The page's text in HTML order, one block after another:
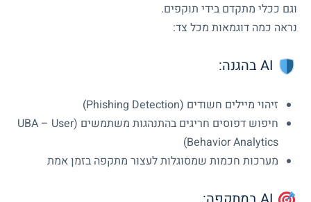
וגם ככלי מתקדם בידי תוקפים.
נראה כמה דוגמאות מכל צד:
זיהוי מיילים חשודים (Phishing Detection)
חיפוש דפוסים חריגים בהתנהגות משתמשים (UBA – User
Behavior Analytics)
מערכות חכמות שמסוגלות לעצור מתקפה בזמן אמת